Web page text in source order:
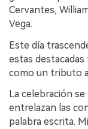
Cervantes,
Vega.
Este día
estas
como un tributo
La celebración
entrelazan las
palabra escrita.